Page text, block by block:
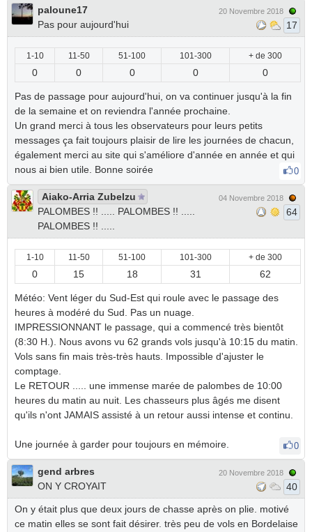
paloune17
Pas pour aujourd'hui
20 Novembre 2018
17
1-10 11-50 51-100 101-300 + de 300
0 0 0 0 0
Pas de passage pour aujourd'hui, on va continuer jusqu'à la fin
de la semaine et on reviendra l'année prochaine.
Un grand merci à tous les observateurs pour leurs petits
messages ça fait toujours plaisir de lire les journées de chacun,
également merci au site qui s'améliore d'année en année et qui
nous ai bien utile. Bonne soirée
0
Aiako-Arria Zubelzu
PALOMBES !! ..... PALOMBES !! .....
PALOMBES !! .....
04 Novembre 2018
64
1-10 11-50 51-100 101-300 + de 300
0 15 18 31 62
Météo: Vent léger du Sud-Est qui roule avec le passage des
heures à modéré du Sud. Pas un nuage.
IMPRESSIONNANT le passage, qui a commencé très bientôt
(8:30 H.). Nous avons vu 62 grands vols jusqu'à 10:15 du matin.
Vols sans fin mais très-très hauts. Impossible d'ajuster le
comptage.
Le RETOUR ..... une immense marée de palombes de 10:00
heures du matin au nuit. Les chasseurs plus âgés me disent
qu'ils n'ont JAMAIS assisté à un retour aussi intense et continu.
Une journée à garder pour toujours en mémoire. 0
gend arbres
ON Y CROYAIT
20 Novembre 2018
40
On y était plus que deux jours de chasse après on plie. motivé
ce matin elles se sont fait désirer. très peu de vols en Bordelaise